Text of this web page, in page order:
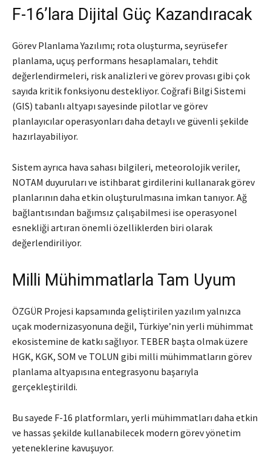
F-16’lara Dijital Güç Kazandıracak
Görev Planlama Yazılımı; rota oluşturma, seyrüsefer
planlama, uçuş performans hesaplamaları, tehdit
değerlendirmeleri, risk analizleri ve görev provası gibi çok
sayıda kritik fonksiyonu destekliyor. Coğrafi Bilgi Sistemi
(GIS) tabanlı altyapı sayesinde pilotlar ve görev
planlayıcılar operasyonları daha detaylı ve güvenli şekilde
hazırlayabiliyor.
Sistem ayrıca hava sahası bilgileri, meteorolojik veriler,
NOTAM duyuruları ve istihbarat girdilerini kullanarak görev
planlarının daha etkin oluşturulmasına imkan tanıyor. Ağ
bağlantısından bağımsız çalışabilmesi ise operasyonel
esnekliği artıran önemli özelliklerden biri olarak
değerlendiriliyor.
Milli Mühimmatlarla Tam Uyum
ÖZGÜR Projesi kapsamında geliştirilen yazılım yalnızca
uçak modernizasyonuna değil, Türkiye’nin yerli mühimmat
ekosistemine de katkı sağlıyor. TEBER başta olmak üzere
HGK, KGK, SOM ve TOLUN gibi milli mühimmatların görev
planlama altyapısına entegrasyonu başarıyla
gerçekleştirildi.
Bu sayede F-16 platformları, yerli mühimmatları daha etkin
ve hassas şekilde kullanabilecek modern görev yönetim
yeteneklerine kavuşuyor.